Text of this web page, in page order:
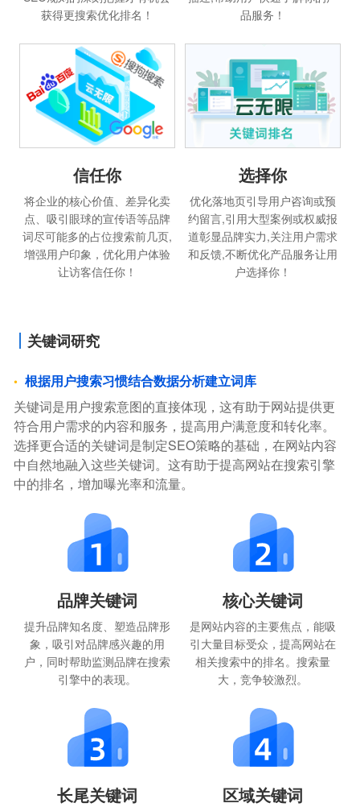
获得更搜索优化排名！
品服务！
信任你
将企业的核心价值、差异化卖
点、吸引眼球的宣传语等品牌
词尽可能多的占位搜索前几页,
增强用户印象，优化用户体验
让访客信任你！
选择你
优化落地页引导用户咨询或预
约留言,引用大型案例或权威报
道彰显品牌实力,关注用户需求
和反馈,不断优化产品服务让用
户选择你！
关键词研究
根据用户搜索习惯结合数据分析建立词库
关键词是用户搜索意图的直接体现，这有助于网站提供更
符合用户需求的内容和服务，提高用户满意度和转化率。
选择更合适的关键词是制定SEO策略的基础，在网站内容
中自然地融入这些关键词。这有助于提高网站在搜索引擎
中的排名，增加曝光率和流量。
品牌关键词
提升品牌知名度、塑造品牌形
象，吸引对品牌感兴趣的用
户，同时帮助监测品牌在搜索
引擎中的表现。
核心关键词
是网站内容的主要焦点，能吸
引大量目标受众，提高网站在
相关搜索中的排名。搜索量
大，竞争较激烈。
长尾关键词 区域关键词